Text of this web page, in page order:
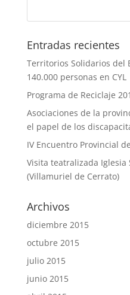
Entradas recientes
Territorios Solidarios del
140.000 personas en CYL
Programa de Reciclaje
Asociaciones de la
el papel de los
IV Encuentro Provincial
Visita teatralizada
(Villamuriel de Cerrato)
Archivos
diciembre 2015
octubre 2015
julio 2015
junio 2015